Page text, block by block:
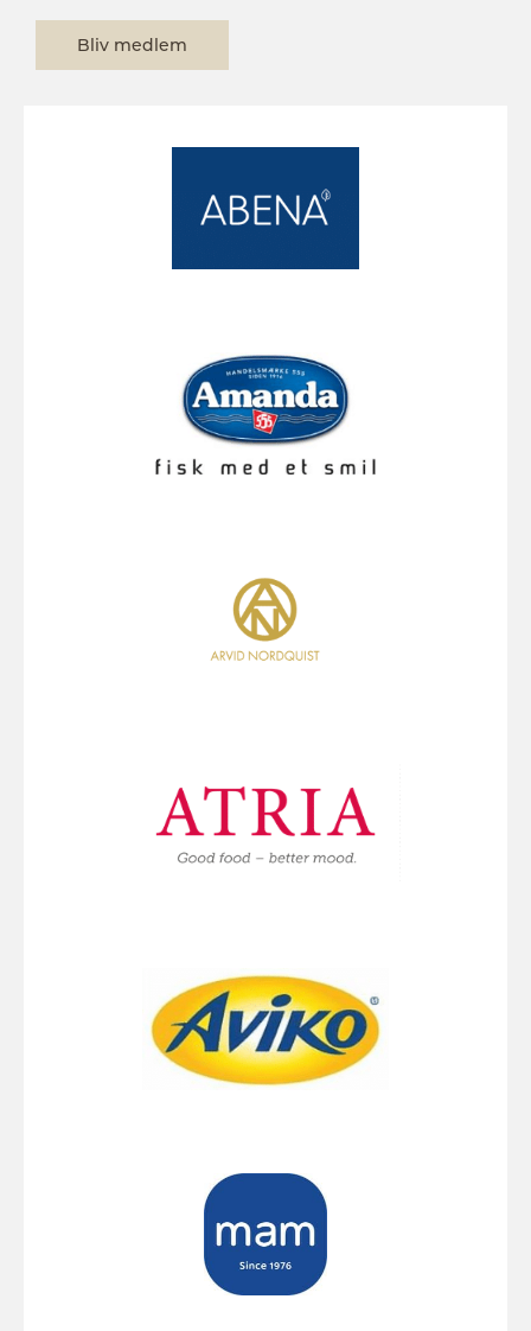
Bliv medlem